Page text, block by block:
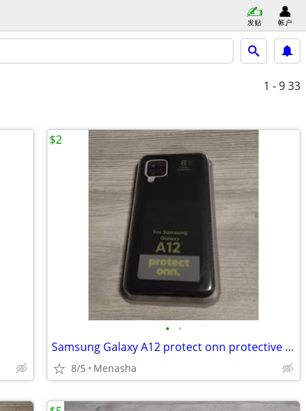
发贴 帐户
1 - 933
• •
Samsung Galaxy A12 protect onn protective case new
8/5 Menasha
$2